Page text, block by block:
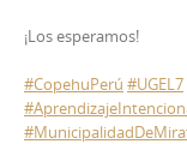
¡Los esperamos!
‪#‎CopehuPerú‬ ‪#‎UGEL7‬
‪#‎
‪#‎